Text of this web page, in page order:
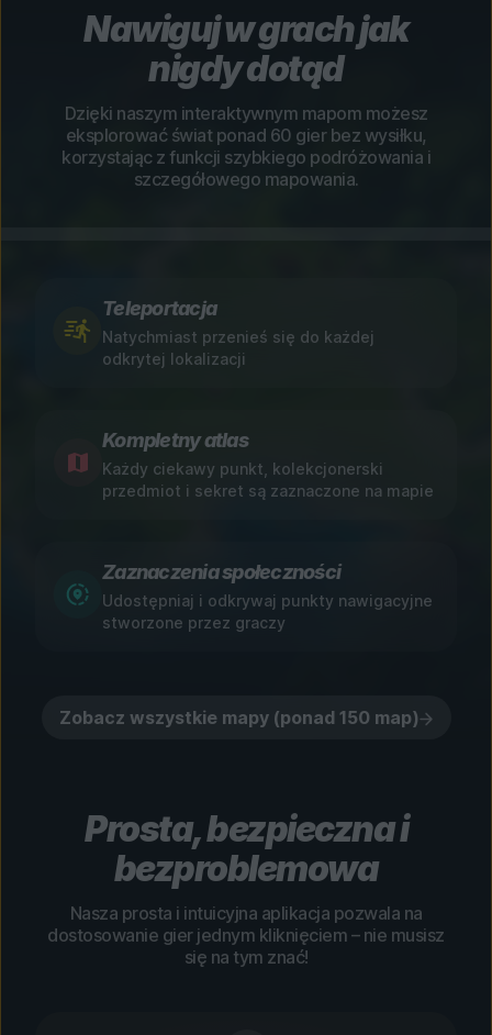
Nawiguj w grach jak
nigdy dotąd
Dzięki naszym interaktywnym mapom możesz
eksplorować świat ponad 60 gier bez wysiłku,
korzystając z funkcji szybkiego podróżowania i
szczegółowego mapowania.
Teleportacja
Natychmiast przenieś się do każdej
odkrytej lokalizacji
Kompletny atlas
Każdy ciekawy punkt, kolekcjonerski
przedmiot i sekret są zaznaczone na mapie
Zaznaczenia społeczności
Udostępniaj i odkrywaj punkty nawigacyjne
stworzone przez graczy
Zobacz wszystkie mapy (ponad 150 map)
Prosta, bezpieczna i
bezproblemowa
Nasza prosta i intuicyjna aplikacja pozwala na
dostosowanie gier jednym kliknięciem – nie musisz
się na tym znać!